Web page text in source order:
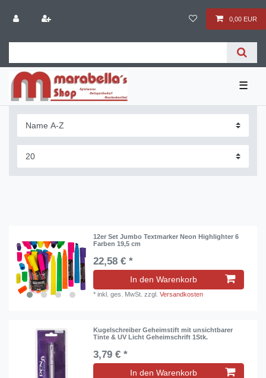
0,00 EUR
☰
12er Set Jumbo Textmarker Neon Highlighter 6
Farben 19,5 cm
22,58 € *
In den Warenkorb
*inkl. ges. MwSt. zzgl.Versandkosten
Kugelschreiber Geheimstift mit unsichtbarer
Tinte & UV Licht Geheimschrift 1Stk.
3,79 € *
In den Warenkorb